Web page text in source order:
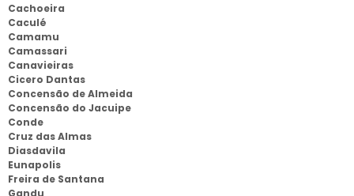
Cachoeira
Caculé
Camamu
Camassari
Canavieiras
Cicero Dantas
Concensão de Almeida
Concensão do Jacuipe
Conde
Cruz das Almas
Diasdavila
Eunapolis
Freira de Santana
Gandu